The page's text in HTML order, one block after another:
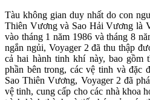
Tàu không gian duy nhất do con
Thiên Vương và Sao Hải Vương là
vào tháng 1 năm 1986 và tháng 8
ngắn ngủi, Voyager 2 đã thu thập
cả hai hành tinh khí này, bao gồm
phần bên trong, các vệ tinh và đặc
Sao Thiên Vương, Voyager 2 đã
vệ tinh, cung cấp cho các nhà khoa